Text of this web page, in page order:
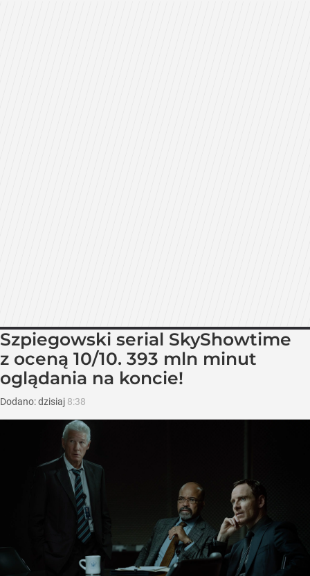
Szpiegowski serial SkyShowtime
z oceną 10/10. 393 mln minut
oglądania na koncie!
Dodano:dzisiaj 8:38